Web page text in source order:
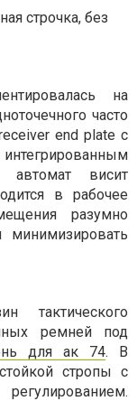
строчка, без
на
часто
end plate с
автомат висит
в рабочее
разумно
минимизировать
тактического
ремней под
для ак 74. В
стропы с